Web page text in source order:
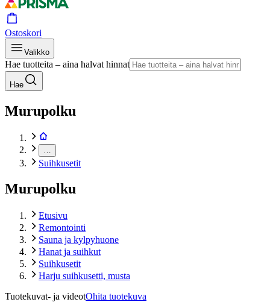
Ostoskori
Valikko
Hae tuotteita – aina halvat hinnat
Hae
Murupolku
Suihkusetit
Murupolku
Etusivu
Remontointi
Sauna ja kylpyhuone
Hanat ja suihkut
Suihkusetit
Harju suihkusetti, musta
Tuotekuvat- ja videotOhita tuotekuva